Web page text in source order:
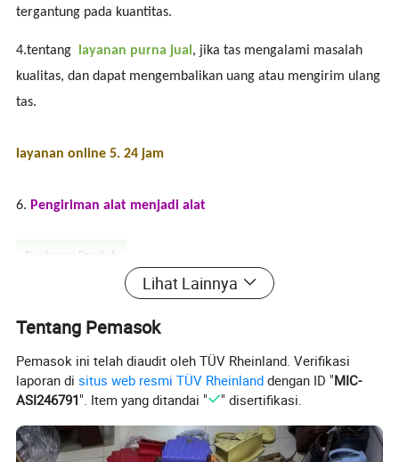
tergantung pada kuantitas.
4.tentang layanan purna jual , jika tas mengalami masalah
kualitas, dan dapat mengembalikan uang atau mengirim ulang
tas.
layanan online 5. 24 jam
6. Pengiriman alat menjadi alat
Deskripsi Produk
sebagainya
Ukuran:42*34*19cm 35*28*15cm 25*18*10cm
Warna: Putih, Hitam, Beige, Abu-abu dan sebagainya
Pasar: Afrika,Eropa,Amerika,Amerika Selatan, Asia,Oceania
Disesuaikan
Dukungan
Inventaris : Ya
Lihat Lainnya
Tentang Pemasok
Pemasok ini telah diaudit oleh TÜV Rheinland. Verifikasi
laporan disitus web resmi TÜV Rheinland dengan ID "MIC-
ASI246791". Item yang ditandai " " disertifikasi.